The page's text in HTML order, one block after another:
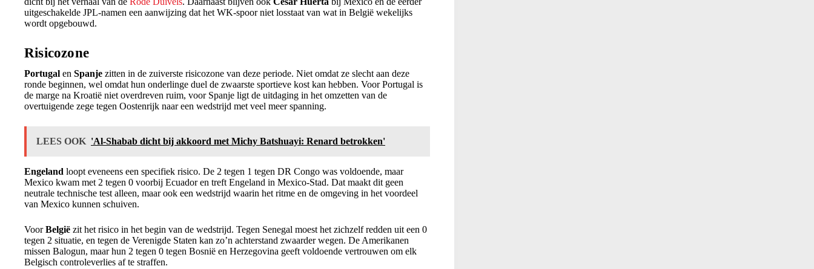
uitgeschakelde JPL-namen een aanwijzing dat het WK-spoor niet losstaat van wat in België wekelijks
wordt opgebouwd.
Risicozone
Portugal en Spanje zitten in de zuiverste risicozone van deze periode. Niet omdat ze slecht aan deze
ronde beginnen, wel omdat hun onderlinge duel de zwaarste sportieve kost kan hebben. Voor Portugal is
de marge na Kroatië niet overdreven ruim, voor Spanje ligt de uitdaging in het omzetten van de
overtuigende zege tegen Oostenrijk naar een wedstrijd met veel meer spanning.
LEES OOK 'Al-Shabab dicht bij akkoord met Michy Batshuayi: Renard betrokken'
Engeland loopt eveneens een specifiek risico. De 2 tegen 1 tegen DR Congo was voldoende, maar
Mexico kwam met 2 tegen 0 voorbij Ecuador en treft Engeland in Mexico-Stad. Dat maakt dit geen
neutrale technische test alleen, maar ook een wedstrijd waarin het ritme en de omgeving in het voordeel
van Mexico kunnen schuiven.
VoorBelgië zit het risico in het begin van de wedstrijd. Tegen Senegal moest het zichzelf redden uit een 0
tegen 2 situatie, en tegen de Verenigde Staten kan zo’n achterstand zwaarder wegen. De Amerikanen
missen Balogun, maar hun 2 tegen 0 tegen Bosnië en Herzegovina geeft voldoende vertrouwen om elk
Belgisch controleverlies af te straffen.